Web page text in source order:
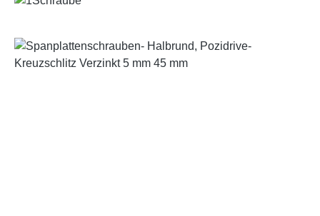
Bildergalerie überspringen